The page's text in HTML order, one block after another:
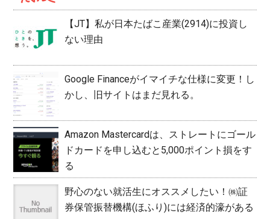
【JT】私が日本たばこ産業(2914)に投資し
ない理由
Google Financeがイマイチな仕様に変更！し
かし、旧サイトはまだ見れる。
Amazon Mastercardは、ストレートにゴール
ドカードを申し込むと5,000ポイント損をす
る
野心のない就活生にオススメしたい！㈱証
券保管振替機構(ほふり)には経済的濠がある